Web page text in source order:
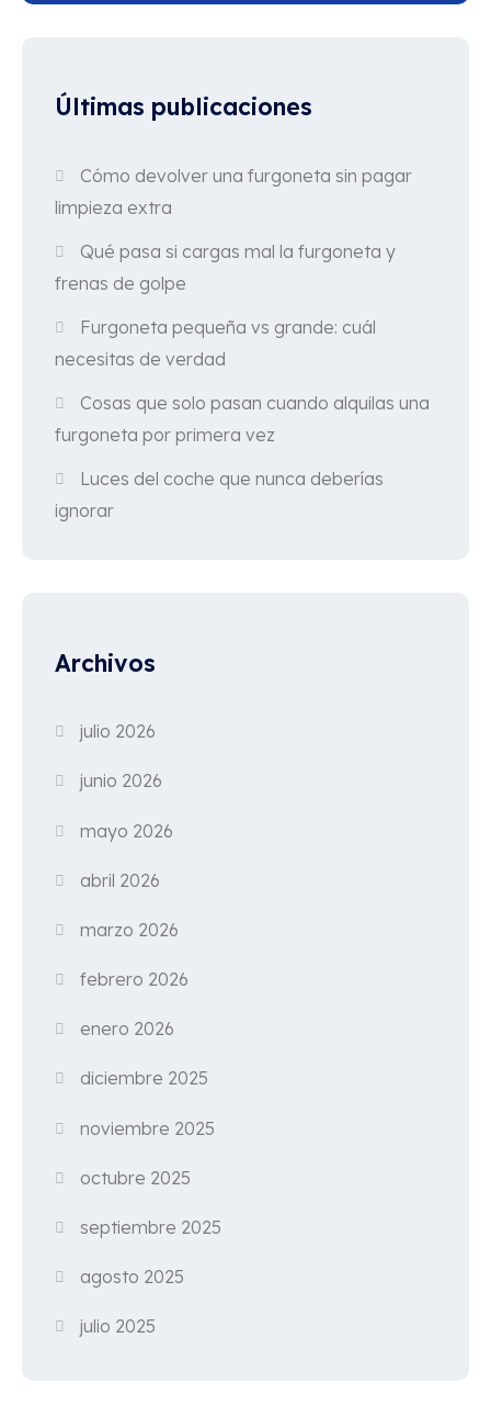
Últimas publicaciones
Cómo devolver una furgoneta sin pagar
limpieza extra
Qué pasa si cargas mal la furgoneta y
frenas de golpe
Furgoneta pequeña vs grande: cuál
necesitas de verdad
Cosas que solo pasan cuando alquilas una
furgoneta por primera vez
Luces del coche que nunca deberías
ignorar
Archivos
julio 2026
junio 2026
mayo 2026
abril 2026
marzo 2026
febrero 2026
enero 2026
diciembre 2025
noviembre 2025
octubre 2025
septiembre 2025
agosto 2025
julio 2025